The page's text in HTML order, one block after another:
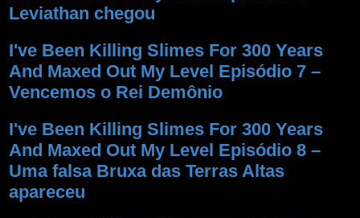
Leviathan chegou
I've Been Killing Slimes For 300 Years
And Maxed Out My Level Episódio 7 –
Vencemos o Rei Demônio
I've Been Killing Slimes For 300 Years
And Maxed Out My Level Episódio 8 –
Uma falsa Bruxa das Terras Altas
apareceu